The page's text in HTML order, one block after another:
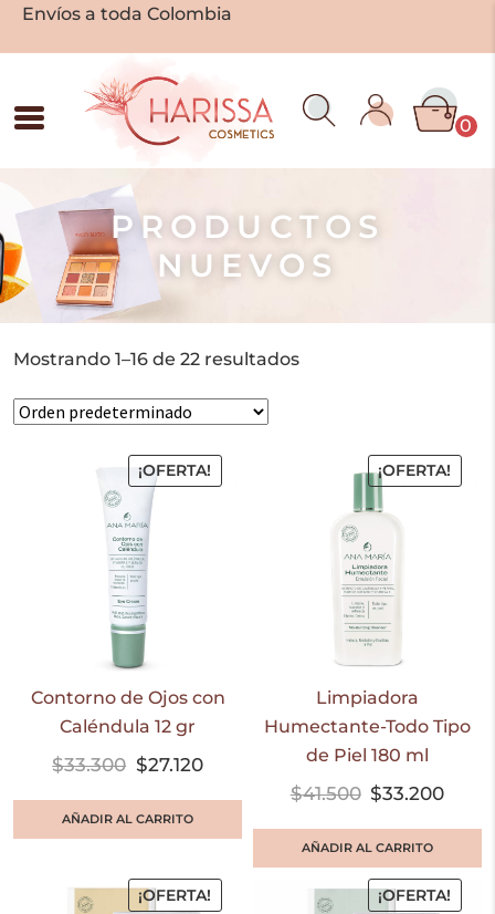
Envíos a toda Colombia
0
PRODUCTOS
NUEVOS
Mostrando 1–16 de 22 resultados
¡OFERTA!
Contorno de Ojos con
Caléndula 12 gr
$33.300 $27.120
AÑADIR AL CARRITO
¡OFERTA!
Limpiadora
Humectante-Todo Tipo
de Piel 180 ml
$41.500 $33.200
AÑADIR AL CARRITO
¡OFERTA! ¡OFERTA!